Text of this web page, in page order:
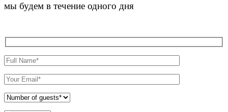
мы будем в течение одного дня